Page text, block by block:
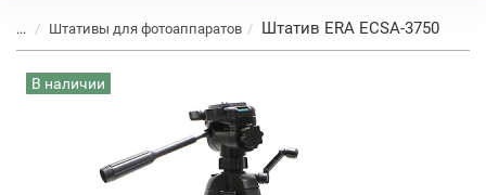
... Штативы для фотоаппаратов Штатив ERA ECSA-3750
В наличии